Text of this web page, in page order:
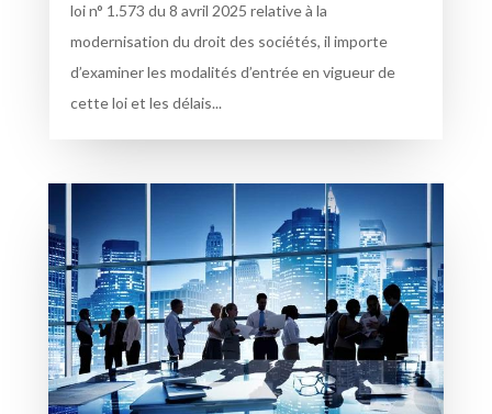
loi n° 1.573 du 8 avril 2025 relative à la
modernisation du droit des sociétés, il importe
d’examiner les modalités d’entrée en vigueur de
cette loi et les délais...